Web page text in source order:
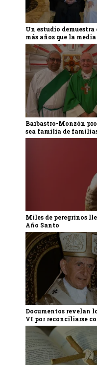
Un estudio demuestra
más años que la media
Barbastro-Monzón
sea familia de
Miles de peregrinos
Año Santo
Documentos revelan
VI por reconciliarse